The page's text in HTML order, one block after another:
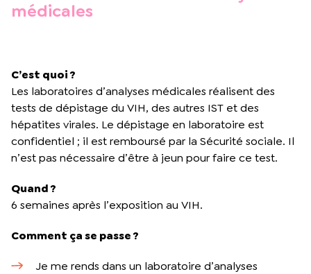
médicales
C’est quoi ?
Les laboratoires d’analyses médicales réalisent des
tests de dépistage du VIH, des autres IST et des
hépatites virales. Le dépistage en laboratoire est
confidentiel ; il est remboursé par la Sécurité sociale. Il
n’est pas nécessaire d’être à jeun pour faire ce test.
Quand ?
6 semaines après l’exposition au VIH.
Comment ça se passe ?
Je me rends dans un laboratoire d’analyses